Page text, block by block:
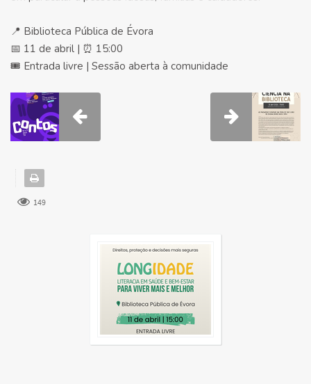
📍 Biblioteca Pública de Évora
📅 11 de abril | ⏰ 15:00
🎟 Entrada livre | Sessão aberta à comunidade
149